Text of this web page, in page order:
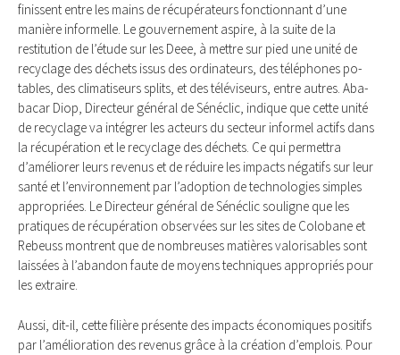
fi­nis­sent entre les mains de récupérateurs fonctionnant d’une
manière informelle. Le gouvernement aspire, à la suite de la
restitution de l’étude sur les Deee, à mettre sur pied une unité de
recyclage des déchets issus des ordinateurs, des téléphones po­
tables, des climatiseurs splits, et des téléviseurs, entre autres. A­ba­
bacar Diop, Directeur général de Sénéclic, indique que cette unité
de recyclage va intégrer les acteurs du secteur informel actifs dans
la récupération et le recyclage des déchets. Ce qui permettra
d’améliorer leurs revenus et de réduire les impacts négatifs sur leur
santé et l’environnement par l’adoption de technologies simples
appropriées. Le Directeur général de Sénéclic souligne que les
pratiques de récupération observées sur les sites de Colobane et
Rebeuss montrent que de nombreuses ma­tières valorisables sont
laissées à l’­a­bandon faute de moyens techni­ques appropriés pour
les extraire.
Aussi, dit-il, cette filière présente des impacts économiques positifs
par l’amélioration des revenus grâ­ce à la création d’emplois. Pour